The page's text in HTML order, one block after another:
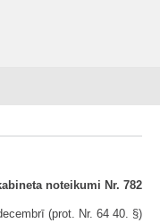
noteikumi Nr. 782
(prot. Nr. 64 40. §)